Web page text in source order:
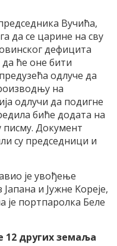
Вучића,
да се царине на сву
дефицита
да ће оне бити
одлуче да
на
одлучи да подигне
биће додата на
писму. Документ
су председници и
је увођење
и Јужне Kореје,
је портпаролка Беле
12 других земаља